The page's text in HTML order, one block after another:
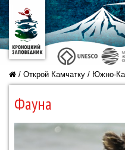
/ Открой Камчатку / Южно-
Фауна